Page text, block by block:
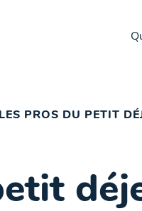
LES PROS DU PETIT